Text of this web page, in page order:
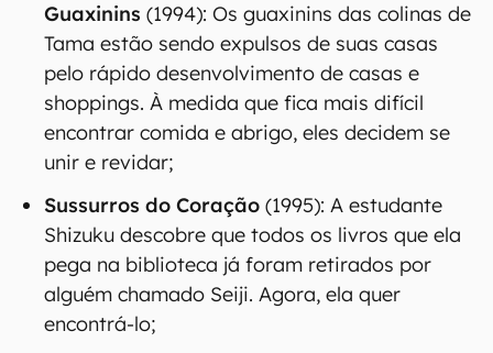
Guaxinins (1994): Os guaxinins das colinas de
Tama estão sendo expulsos de suas casas
pelo rápido desenvolvimento de casas e
shoppings. À medida que fica mais difícil
encontrar comida e abrigo, eles decidem se
unir e revidar;
Sussurros do Coração (1995): A estudante
Shizuku descobre que todos os livros que ela
pega na biblioteca já foram retirados por
alguém chamado Seiji. Agora, ela quer
encontrá-lo;